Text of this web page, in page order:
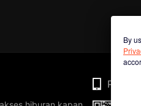
By
Phone